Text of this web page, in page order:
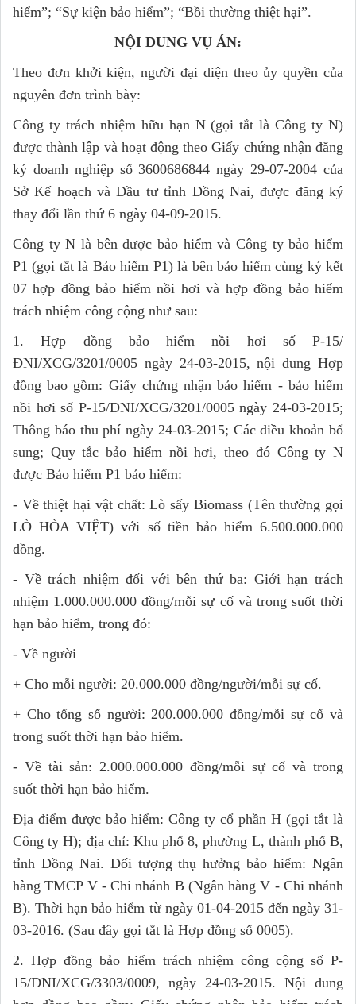
hiểm”; “Sự kiện bảo hiểm”; “Bồi thường thiệt hại”.
NỘI DUNG VỤ ÁN:
Theo đơn khởi kiện, người đại diện theo ủy quyền của
nguyên đơn trình bày:
Công ty trách nhiệm hữu hạn N (gọi tắt là Công ty N)
được thành lập và hoạt động theo Giấy chứng nhận đăng
ký doanh nghiệp số 3600686844 ngày 29-07-2004 của
Sở Kế hoạch và Đầu tư tỉnh Đồng Nai, được đăng ký
thay đổi lần thứ 6 ngày 04-09-2015.
Công ty N là bên được bảo hiểm và Công ty bảo hiểm
P1 (gọi tắt là Bảo hiểm P1) là bên bảo hiểm cùng ký kết
07 hợp đồng bảo hiểm nồi hơi và hợp đồng bảo hiểm
trách nhiệm công cộng như sau:
1. Hợp đồng bảo hiểm nồi hơi số P-15/
ĐNI/XCG/3201/0005 ngày 24-03-2015, nội dung Hợp
đồng bao gồm: Giấy chứng nhận bảo hiểm - bảo hiểm
nồi hơi số P-15/DNI/XCG/3201/0005 ngày 24-03-2015;
Thông báo thu phí ngày 24-03-2015; Các điều khoản bổ
sung; Quy tắc bảo hiểm nồi hơi, theo đó Công ty N
được Bảo hiểm P1 bảo hiểm:
- Về thiệt hại vật chất: Lò sấy Biomass (Tên thường gọi
LÒ HÒA VIỆT) với số tiền bảo hiểm 6.500.000.000
đồng.
- Về trách nhiệm đối với bên thứ ba: Giới hạn trách
nhiệm 1.000.000.000 đồng/mỗi sự cố và trong suốt thời
hạn bảo hiểm, trong đó:
- Về người
+ Cho mỗi người: 20.000.000 đồng/người/mỗi sự cố.
+ Cho tổng số người: 200.000.000 đồng/mỗi sự cố và
trong suốt thời hạn bảo hiểm.
- Về tài sản: 2.000.000.000 đồng/mỗi sự cố và trong
suốt thời hạn bảo hiểm.
Địa điểm được bảo hiểm: Công ty cổ phần H (gọi tắt là
Công ty H); địa chỉ: Khu phố 8, phường L, thành phố B,
tỉnh Đồng Nai. Đối tượng thụ hưởng bảo hiểm: Ngân
hàng TMCP V - Chi nhánh B (Ngân hàng V - Chi nhánh
B). Thời hạn bảo hiểm từ ngày 01-04-2015 đến ngày 31-
03-2016. (Sau đây gọi tắt là Hợp đồng số 0005).
2. Hợp đồng bảo hiểm trách nhiệm công cộng số P-
15/DNI/XCG/3303/0009, ngày 24-03-2015. Nội dung